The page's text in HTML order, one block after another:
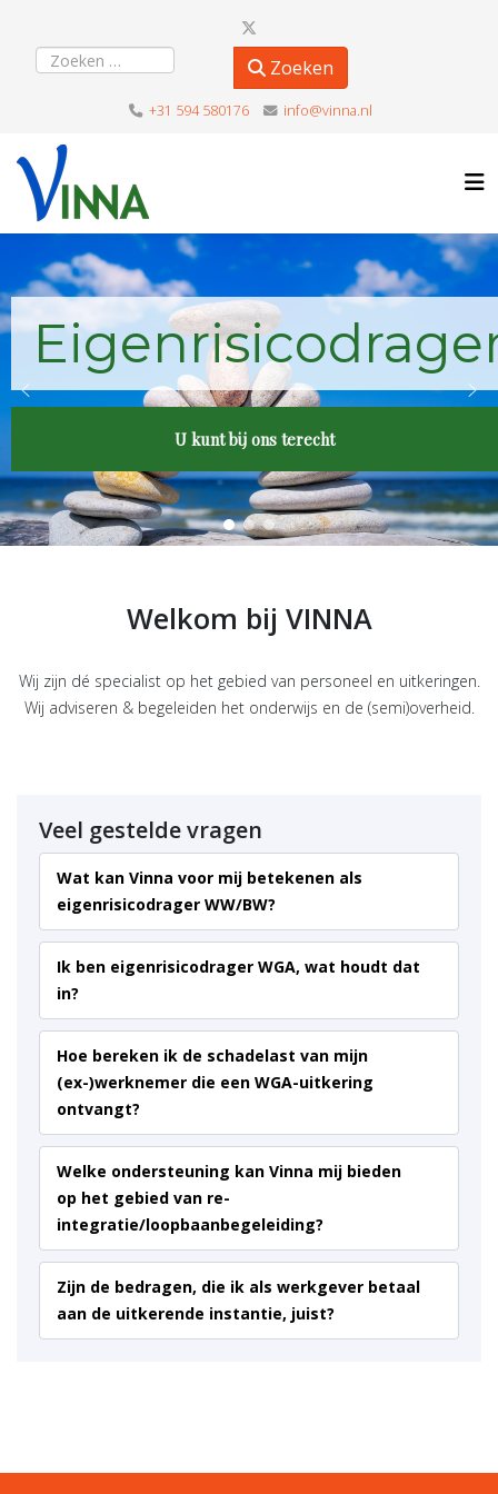
Zoeken Zoeken
+31 594 580176 info@vinna.nl
U kunt bij ons terecht
Welkom bij VINNA
Wij zijn dé specialist op het gebied van personeel en uitkeringen.
Wij adviseren & begeleiden het onderwijs en de (semi)overheid.
Veel gestelde vragen
Wat kan Vinna voor mij betekenen als
eigenrisicodrager WW/BW?
Ik ben eigenrisicodrager WGA, wat houdt dat
in?
Hoe bereken ik de schadelast van mijn
(ex-)werknemer die een WGA-uitkering
ontvangt?
Welke ondersteuning kan Vinna mij bieden
op het gebied van re-
integratie/loopbaanbegeleiding?
Zijn de bedragen, die ik als werkgever betaal
aan de uitkerende instantie, juist?